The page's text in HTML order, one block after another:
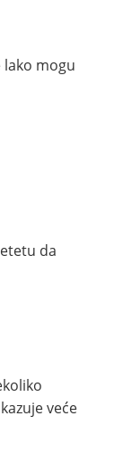
mogu
da
veće